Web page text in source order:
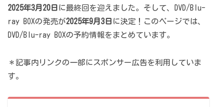
2025年3月20日 に最終回を迎えました。そして、DVD/Blu-
ray BOXの発売が2025年9月3日 に決定！このページでは、
DVD/Blu-ray BOXの予約情報をまとめています。
＊記事内リンクの一部にスポンサー広告を利用していま
す。